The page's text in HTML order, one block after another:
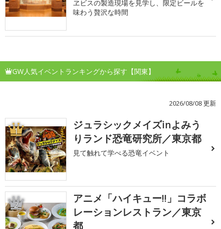
ヱビスの製造現場を見学し、限定ビールを
味わう贅沢な時間
GW人気イベントランキングから探す【関東】
2026/08/08 更新
1
ジュラシックメイズinよみう
りランド恐竜研究所／東京都
見て触れて学べる恐竜イベント
2
アニメ「ハイキュー!!」コラボ
レーションレストラン／東京
都